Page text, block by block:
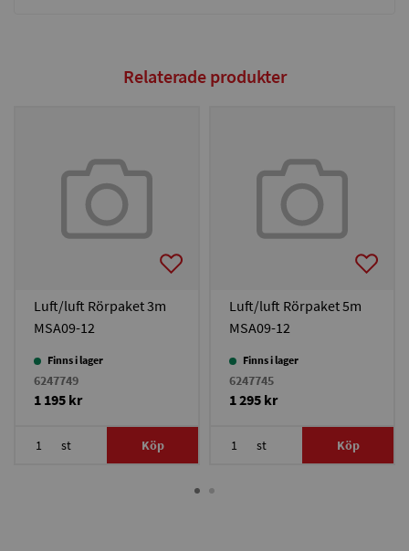
Relaterade produkter
Luft/luft Rörpaket 3m
MSA09-12
Finns i lager
6247749
1 195 kr
st Köp
Luft/luft Rörpaket 5m
MSA09-12
Finns i lager
6247745
1 295 kr
st Köp